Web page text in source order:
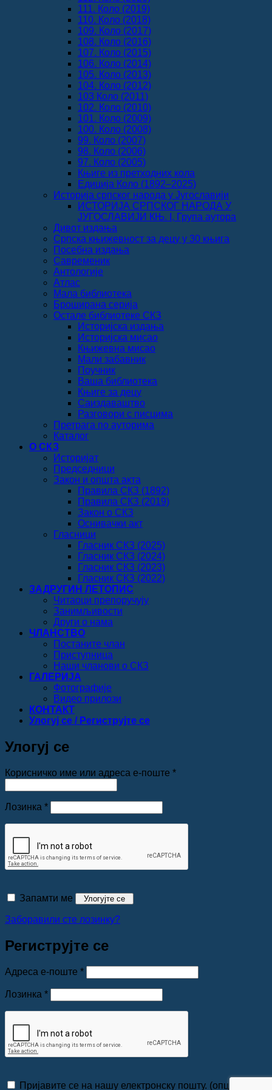
111. Коло (2019)
110. Коло (2018)
109. Коло (2017)
108. Коло (2016)
107. Коло (2015)
106. Коло (2014)
105. Коло (2013)
104. Коло (2012)
103 Коло (2011)
102. Коло (2010)
101. Коло (2009)
100. Коло (2008)
99. Коло (2007)
98. Коло (2006)
97. Коло (2005)
Књиге из претходних кола
Едиција Коло (1892‒2025)
Историја српског народа у Југославији
ИСТОРИЈА СРПСКОГ НАРОДА У
ЈУГОСЛАВИЈИ КЊ. I, Група аутора
Дивот издања
Српска књижевност за децу у 30 књига
Посебна издања
Савременик
Антологије
Атлас
Мала библиотека
Броширана серија
Остале библиотеке СКЗ
Историјска издања
Историјска мисао
Књижевна мисао
Мали забавник
Поучник
Ваша библиотека
Књиге за децу
Саиздаваштво
Разговори с писцима
Претрага по ауторима
Каталог
О СКЗ
Историјат
Председници
Закон и општа акта
Правила СКЗ (1892)
Правила СКЗ (2019)
Закон о СКЗ
Оснивачки акт
Гласници
Гласник СКЗ (2025)
Гласник СКЗ (2024)
Гласник СКЗ (2023)
Гласник СКЗ (2022)
ЗАДРУГИН ЛЕТОПИС
Читаоци препоручују
Занимљивости
Други о нама
ЧЛАНСТВО
Постаните члан
Приступница
Наши чланови о СКЗ
ГАЛЕРИЈА
Фотографије
Видео прилози
КОНТАКТ
Улогуј се / Региструјте се
Улогуј се
Корисничко име или адреса е-поште *Обавезно
Лозинка *Обавезно
Запамти ме Улогујте се
Заборавили сте лозинку?
Региструјте се
Адреса е-поште *Обавезно
Лозинка *Обавезно
Пријавите се на нашу електронску пошту. (опционо)